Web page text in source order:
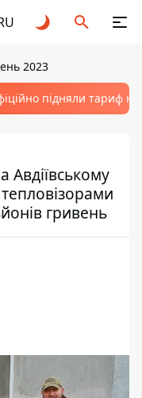
2023
підняли тариф
Авдіївському
гривень